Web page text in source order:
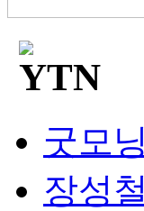
굿모
장성